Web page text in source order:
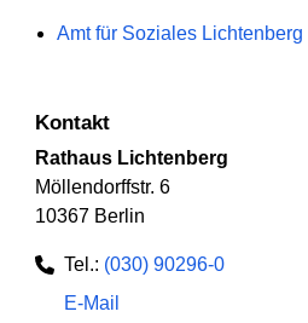
Amt für Soziales Lichtenberg
Kontakt
Rathaus Lichtenberg
Möllendorffstr. 6
10367 Berlin
Tel.: (030) 90296-0
E-Mail